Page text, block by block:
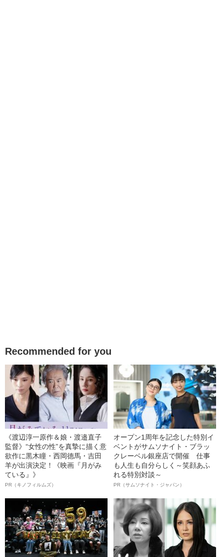
Recommended for you
《渡辺淳一原作＆娘・渡邉直子
監督》“女性の性”を真摯に描く意
欲作に黒木瞳・西岡德馬・吉田
羊が出演決定！《映画『月がみ
ている』》
PR（キノフィルムズ）
オープン1周年を記念した特別イ
ベントがサムソナイト・ブラッ
クレーベル銀座店で開催 仕事
も人生も自分らしく～笑顔あふ
れる特別対談～
PR（サムソナイト・ジャパン）